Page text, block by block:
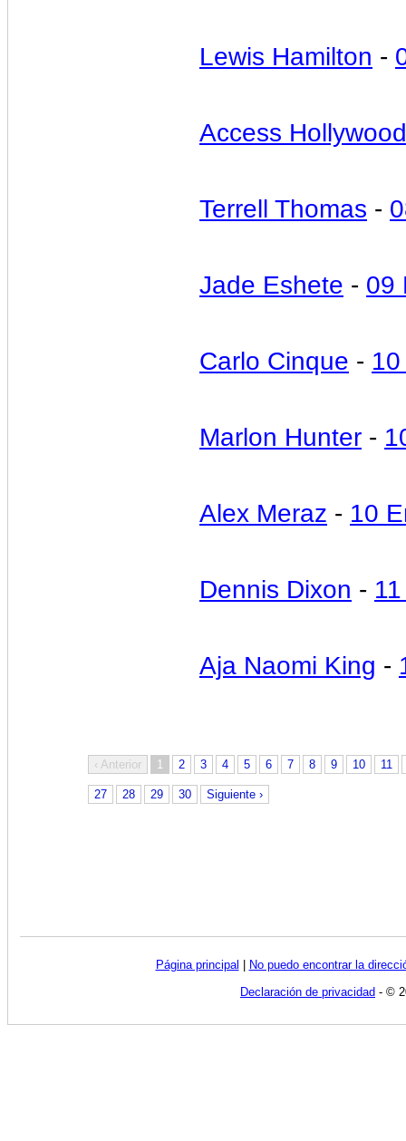
Lewis Hamilton -
Access Hollywood
Terrell Thomas -
Jade Eshete - 09
Carlo Cinque -
Marlon Hunter -
Alex Meraz - 10
Dennis Dixon -
Aja Naomi King -
‹ Anterior 1 2 3 4 5 6 7 8 9 10 11
27 28 29 30 Siguiente ›
Página principal | No puedo encontrar la
Declaración de privacidad - ©